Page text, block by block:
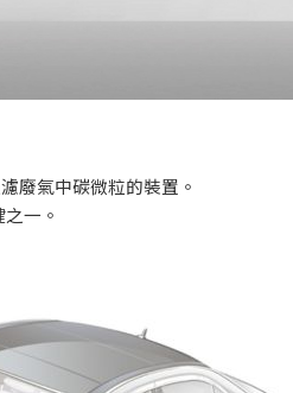
廢氣中碳微粒的裝置。
一。